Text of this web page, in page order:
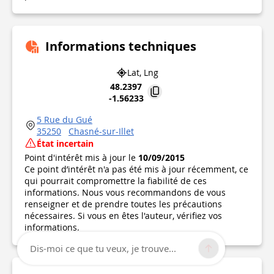
Informations techniques
Lat, Lng
48.2397
-1.56233
5 Rue du Gué
35250
Chasné-sur-Illet
État incertain
Point d'intérêt mis à jour le 10/09/2015
Ce point d’intérêt n'a pas été mis à jour récemment, ce
qui pourrait compromettre la fiabilité de ces
informations. Nous vous recommandons de vous
renseigner et de prendre toutes les précautions
nécessaires. Si vous en êtes l'auteur, vérifiez vos
informations.
Dis-moi ce que tu veux, je trouve...